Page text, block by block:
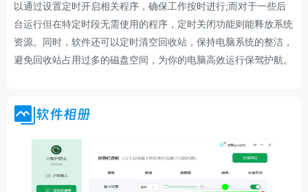
以通过设置定时开启相关程序，确保工作按时进行;而对于一些后
台运行但在特定时段无需使用的程序，定时关闭功能则能释放系统
资源。同时，软件还可以定时清空回收站，保持电脑系统的整洁，
避免回收站占用过多的磁盘空间，为你的电脑高效运行保驾护航。
软件相册